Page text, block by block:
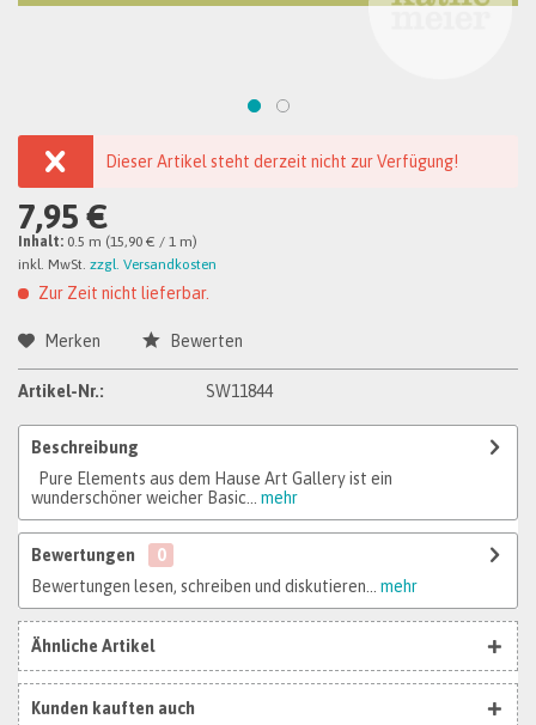
Dieser Artikel steht derzeit nicht zur Verfügung!
7,95 €
Inhalt: 0.5 m (15,90 € / 1 m)
inkl. MwSt. zzgl. Versandkosten
Zur Zeit nicht lieferbar.
Merken Bewerten
Artikel-Nr.: SW11844
Beschreibung
Pure Elements aus dem Hause Art Gallery ist ein
wunderschöner weicher Basic...
mehr
Bewertungen
0
Bewertungen lesen, schreiben und diskutieren...
mehr
Ähnliche Artikel
Kunden kauften auch